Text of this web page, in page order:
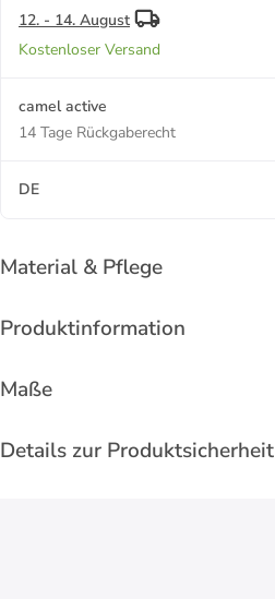
12. - 14. August
Kostenloser Versand
camel active
14 Tage Rückgaberecht
DE
Material & Pflege
Produktinformation
Maße
Details zur Produktsicherheit